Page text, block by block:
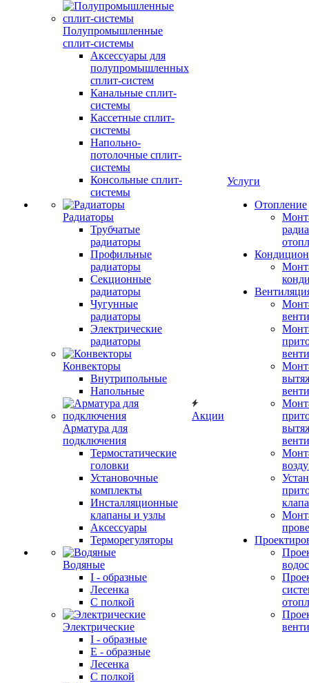
Полупромышленные
сплит-системы
Аксессуары для
полупромышленных
сплит-систем
Канальные сплит-
системы
Кассетные сплит-
системы
Напольно-
потолочные сплит-
системы
Консольные сплит-
системы
Радиаторы
Трубчатые
радиаторы
Профильные
радиаторы
Секционные
радиаторы
Чугунные
радиаторы
Электрические
радиаторы
Конвекторы
Внутрипольные
Напольные
Арматура для
подключения
Термостатические
головки
Установочные
комплекты
Инсталляционные
клапаны и узлы
Аксессуары
Терморегуляторы
Водяные
I - образные
Лесенка
С полкой
Электрические
I - образные
E - образные
Лесенка
С полкой
Акции
Услуги
Отопление